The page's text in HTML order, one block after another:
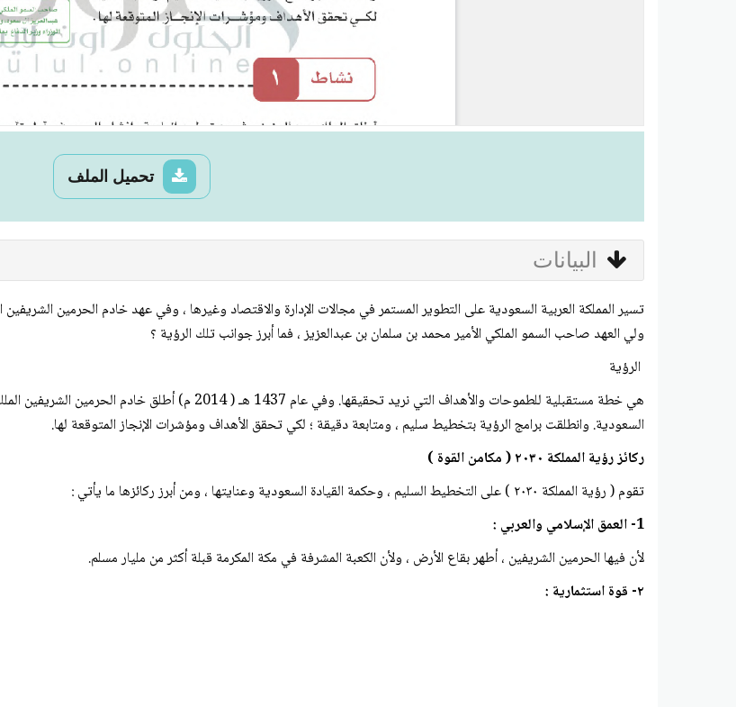
تحميل الملف
البيانات
تسير المملكة العربية السعودية على التطوير المستمر في مجالات الإدارة والاقتصاد وغيرها ، وفي عهد خادم الحرمين
ولي العهد صاحب السمو الملكي الأمير محمد بن سلمان بن عبدالعزيز ، فما أبرز جوانب تلك الرؤية ؟
الرؤية
السعودية. وانطلقت برامج الرؤية بتخطيط سليم ، ومتابعة دقيقة ؛ لكي تحقق الأهداف ومؤشرات الإنجاز المتوقعة لها.
ركائز رؤية المملكة ۲۰۳۰ ( مكامن القوة )
تقوم ( رؤية المملكة ۲۰۳۰ ) على التخطيط السليم ، وحكمة القيادة السعودية وعنايتها ، ومن أبرز ركائزها ما يأتي :
1- العمق الإسلامي والعربي :
لأن فيها الحرمين الشريفين ، أطهر بقاع الأرض ، ولأن الكعبة المشرفة في مكة المكرمة قبلة أكثر من مليار مسلم.
۲- قوة استثمارية :